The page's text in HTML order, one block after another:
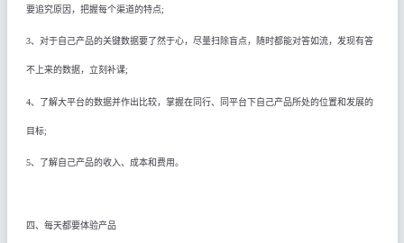
要追究原因，把握每个渠道的特点;
3、对于自己产品的关键数据要了然于心，尽量扫除盲点，随时都能对答如流，发现有答
不上来的数据，立刻补课;
4、了解大平台的数据并作出比较，掌握在同行、同平台下自己产品所处的位置和发展的
目标;
5、了解自己产品的收入、成本和费用。
四、每天都要体验产品